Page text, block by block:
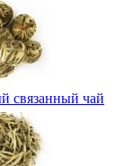
связанный чай